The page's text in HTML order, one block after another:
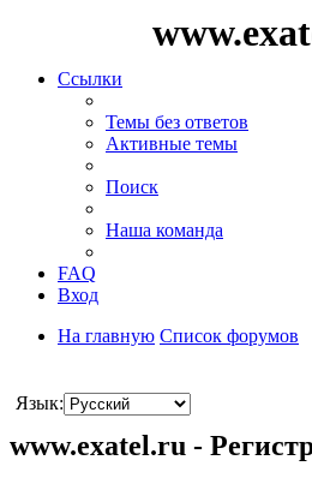
Ссылки
Темы без ответов
Активные темы
Поиск
Наша команда
FAQ
Вход
На главную Список форумов
Язык:
www.exatel.ru -